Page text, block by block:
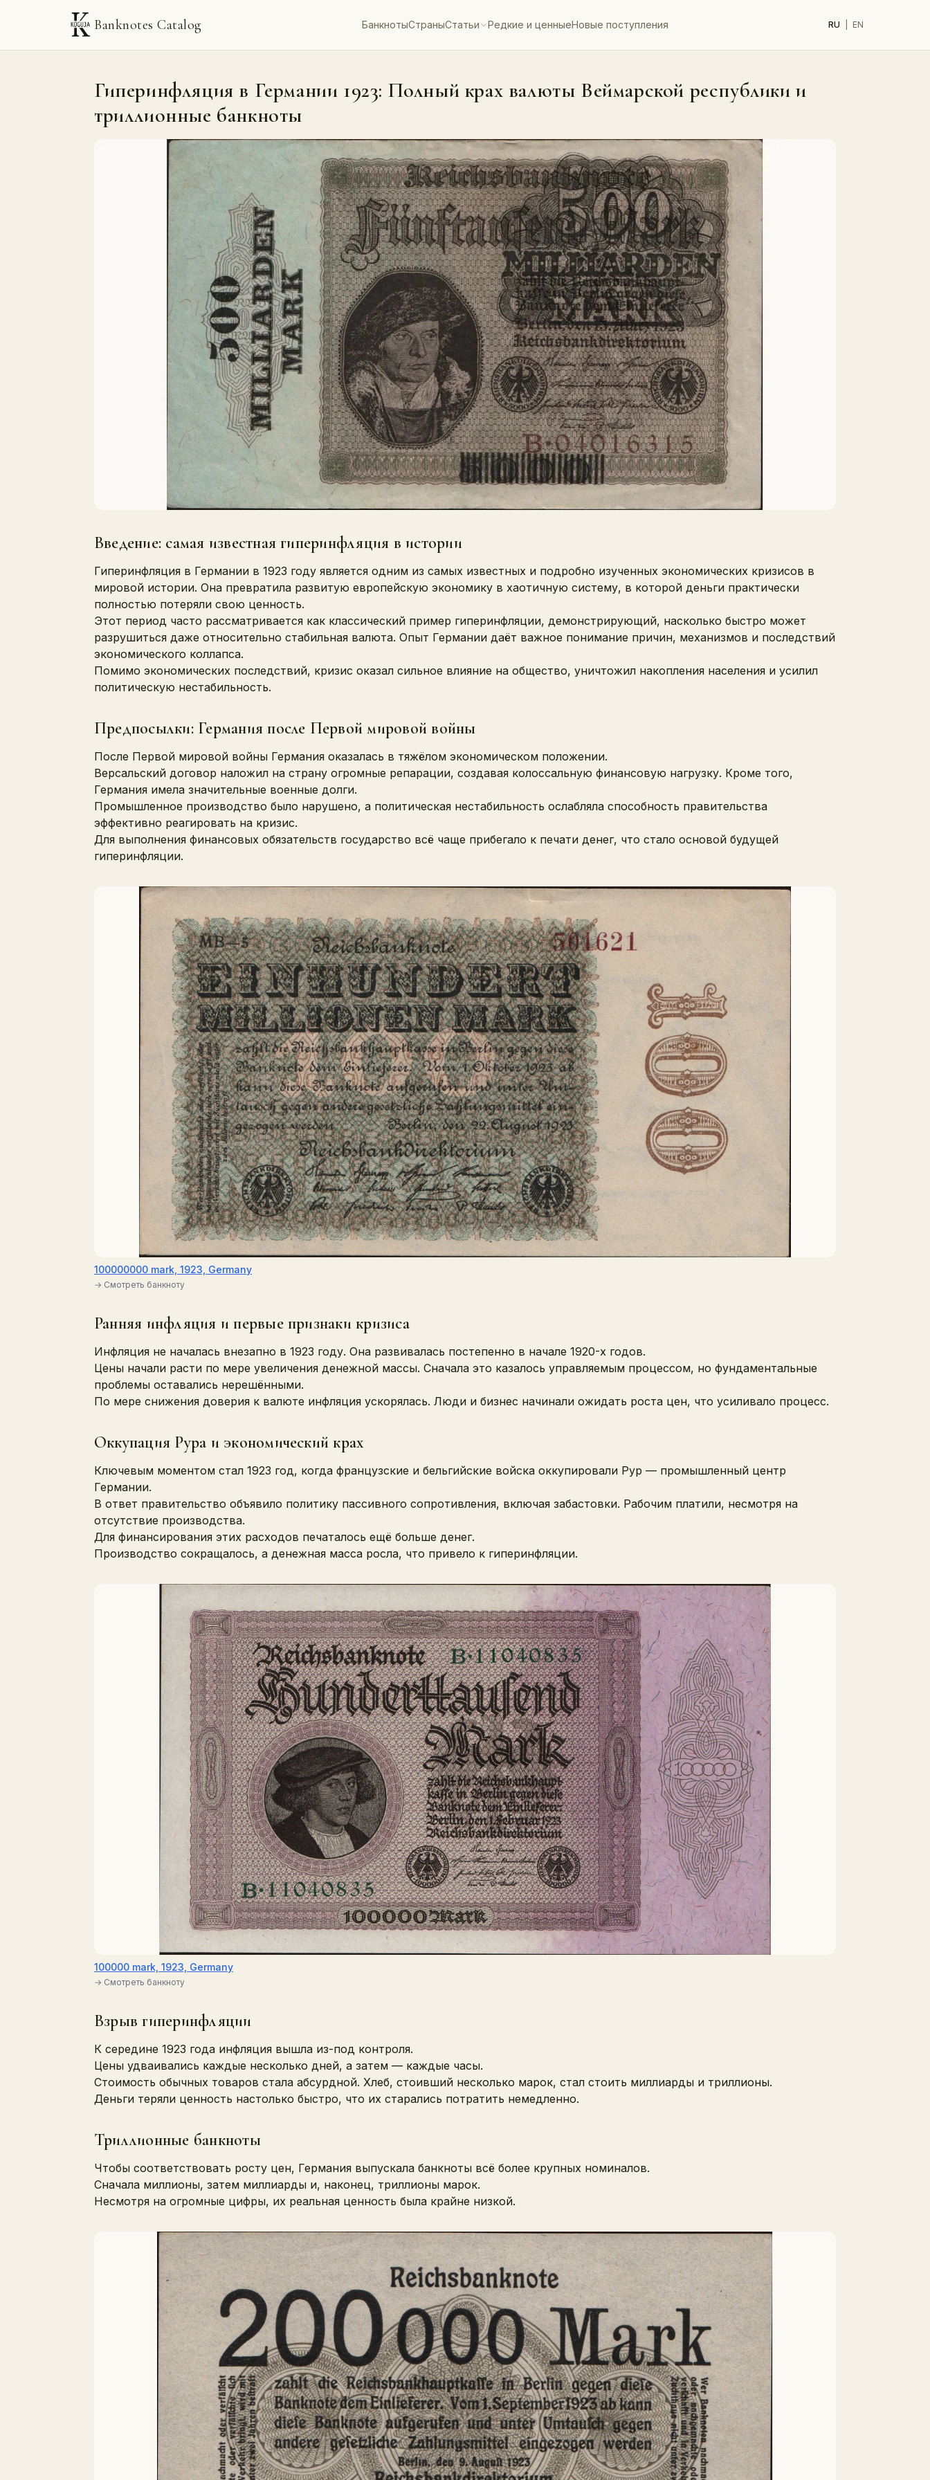
Banknotes Catalog БанкнотыСтраныСтатьи Редкие и ценныеНовые поступления RU EN
Гиперинфляция в Германии 1923: Полный крах валюты Веймарской республики и
триллионные банкноты
Введение: самая известная гиперинфляция в истории
Гиперинфляция в Германии в 1923 году является одним из самых известных и подробно изученных экономических кризисов в
мировой истории. Она превратила развитую европейскую экономику в хаотичную систему, в которой деньги практически
полностью потеряли свою ценность.
Этот период часто рассматривается как классический пример гиперинфляции, демонстрирующий, насколько быстро может
разрушиться даже относительно стабильная валюта. Опыт Германии даёт важное понимание причин, механизмов и последствий
экономического коллапса.
Помимо экономических последствий, кризис оказал сильное влияние на общество, уничтожил накопления населения и усилил
политическую нестабильность.
Предпосылки: Германия после Первой мировой войны
После Первой мировой войны Германия оказалась в тяжёлом экономическом положении.
Версальский договор наложил на страну огромные репарации, создавая колоссальную финансовую нагрузку. Кроме того,
Германия имела значительные военные долги.
Промышленное производство было нарушено, а политическая нестабильность ослабляла способность правительства
эффективно реагировать на кризис.
Для выполнения финансовых обязательств государство всё чаще прибегало к печати денег, что стало основой будущей
гиперинфляции.
100000000 mark, 1923, Germany
→ Смотреть банкноту
Ранняя инфляция и первые признаки кризиса
Инфляция не началась внезапно в 1923 году. Она развивалась постепенно в начале 1920-х годов.
Цены начали расти по мере увеличения денежной массы. Сначала это казалось управляемым процессом, но фундаментальные
проблемы оставались нерешёнными.
По мере снижения доверия к валюте инфляция ускорялась. Люди и бизнес начинали ожидать роста цен, что усиливало процесс.
Оккупация Рура и экономический крах
Ключевым моментом стал 1923 год, когда французские и бельгийские войска оккупировали Рур — промышленный центр
Германии.
В ответ правительство объявило политику пассивного сопротивления, включая забастовки. Рабочим платили, несмотря на
отсутствие производства.
Для финансирования этих расходов печаталось ещё больше денег.
Производство сокращалось, а денежная масса росла, что привело к гиперинфляции.
100000 mark, 1923, Germany
→ Смотреть банкноту
Взрыв гиперинфляции
К середине 1923 года инфляция вышла из-под контроля.
Цены удваивались каждые несколько дней, а затем — каждые часы.
Стоимость обычных товаров стала абсурдной. Хлеб, стоивший несколько марок, стал стоить миллиарды и триллионы.
Деньги теряли ценность настолько быстро, что их старались потратить немедленно.
Триллионные банкноты
Чтобы соответствовать росту цен, Германия выпускала банкноты всё более крупных номиналов.
Сначала миллионы, затем миллиарды и, наконец, триллионы марок.
Несмотря на огромные цифры, их реальная ценность была крайне низкой.